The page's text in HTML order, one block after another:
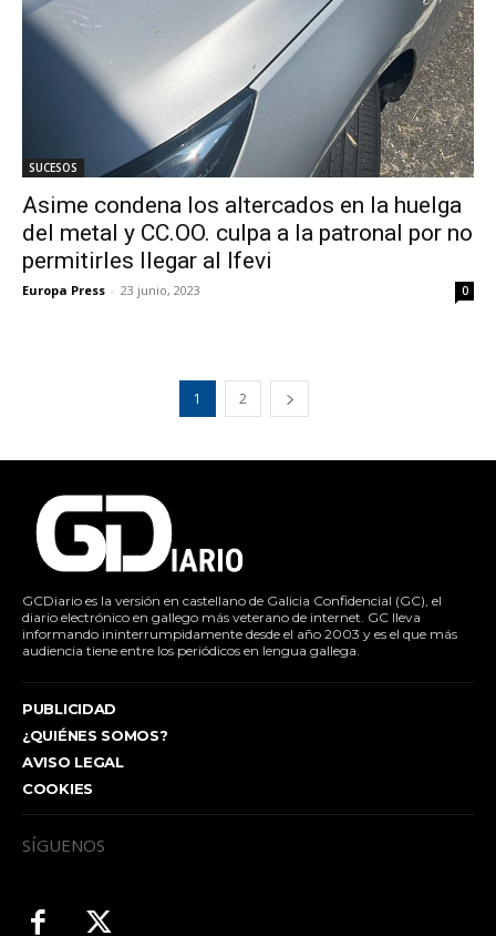
SUCESOS
Asime condena los altercados en la huelga
del metal y CC.OO. culpa a la patronal por no
permitirles llegar al Ifevi
Europa Press - 23 junio, 2023 0
1 2
GCDiario es la versión en castellano de Galicia Confidencial (GC), el
diario electrónico en gallego más veterano de internet. GC lleva
informando ininterrumpidamente desde el año 2003 y es el que más
audiencia tiene entre los periódicos en lengua gallega.
PUBLICIDAD
¿QUIÉNES SOMOS?
AVISO LEGAL
COOKIES
SÍGUENOS